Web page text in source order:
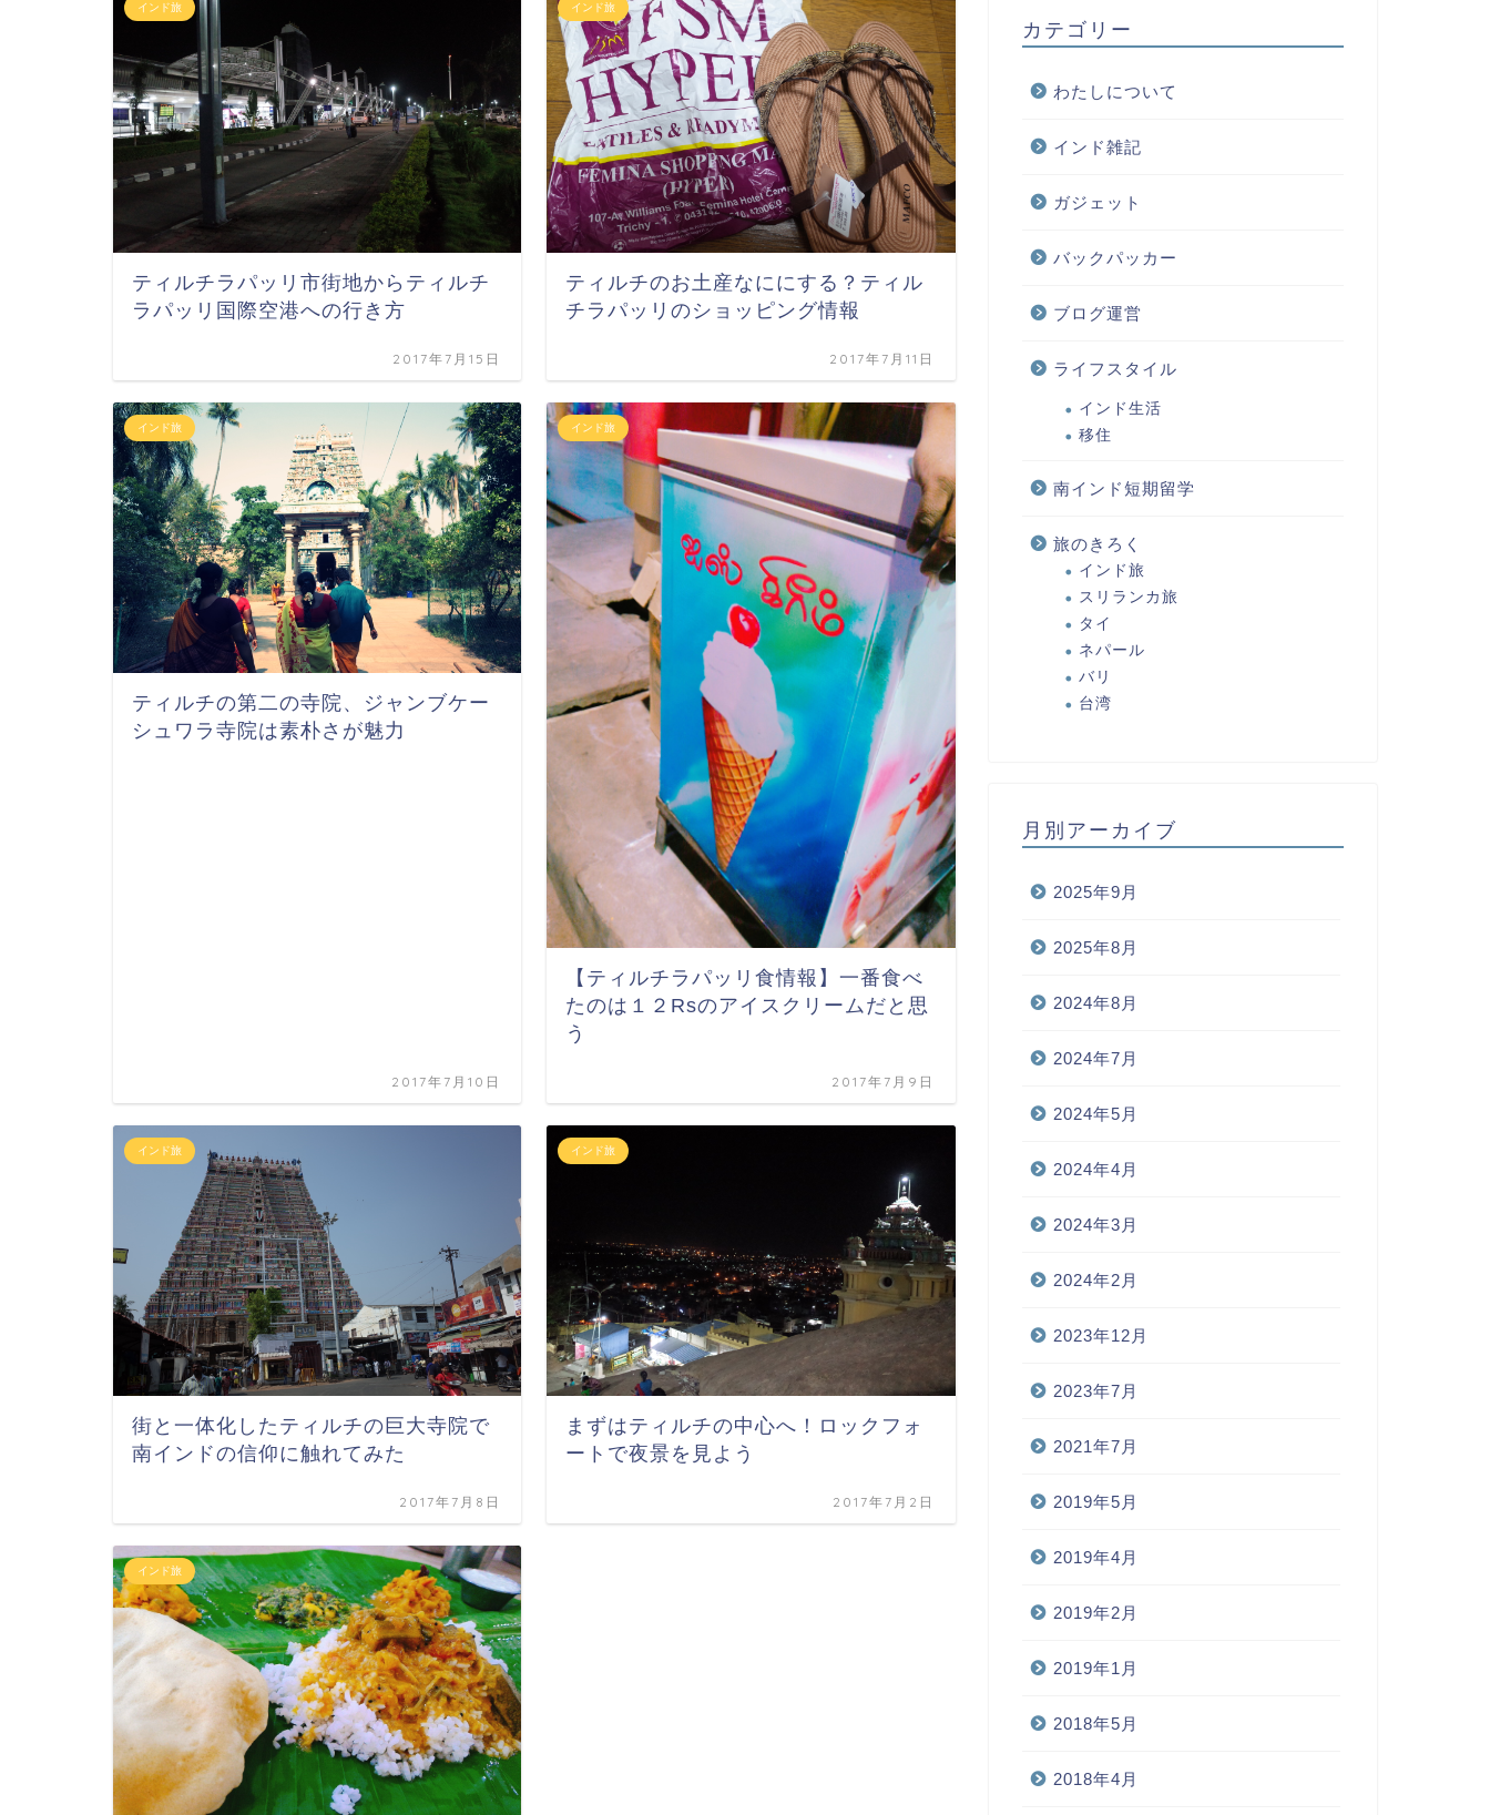
インド旅
ティルチラパッリ市街地からティルチ
ラパッリ国際空港への行き方
2017年7月15日
インド旅
ティルチのお土産なににする？ティル
チラパッリのショッピング情報
2017年7月11日
インド旅
ティルチの第二の寺院、ジャンブケー
シュワラ寺院は素朴さが魅力
2017年7月10日
インド旅
【ティルチラパッリ食情報】一番食べ
たのは１２Rsのアイスクリームだと思
う
2017年7月9日
インド旅
街と一体化したティルチの巨大寺院で
南インドの信仰に触れてみた
2017年7月8日
インド旅
まずはティルチの中心へ！ロックフォ
ートで夜景を見よう
2017年7月2日
インド旅
カテゴリー
わたしについて
インド雑記
ガジェット
バックパッカー
ブログ運営
ライフスタイル
インド生活
移住
南インド短期留学
旅のきろく
インド旅
スリランカ旅
タイ
ネパール
バリ
台湾
月別アーカイブ
2025年9月
2025年8月
2024年8月
2024年7月
2024年5月
2024年4月
2024年3月
2024年2月
2023年12月
2023年7月
2021年7月
2019年5月
2019年4月
2019年2月
2019年1月
2018年5月
2018年4月